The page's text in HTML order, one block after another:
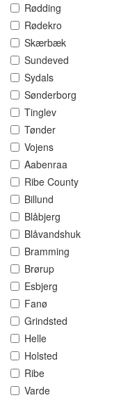
Rødding
Rødekro
Skærbæk
Sundeved
Sydals
Sønderborg
Tinglev
Tønder
Vojens
Aabenraa
Ribe County
Billund
Blåbjerg
Blåvandshuk
Bramming
Brørup
Esbjerg
Fanø
Grindsted
Helle
Holsted
Ribe
Varde